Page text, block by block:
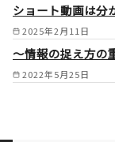
2025年2月11日
ショート動画は分
2022年5月25日
～情報の捉え方の